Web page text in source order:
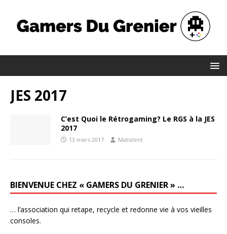
JES 2017
C’est Quoi le Rétrogaming? Le RGS à la JES
2017
13 mars 2017 Matsilent
BIENVENUE CHEZ « GAMERS DU GRENIER » …
… l’association qui retape, recycle et redonne vie à vos vieilles
consoles.